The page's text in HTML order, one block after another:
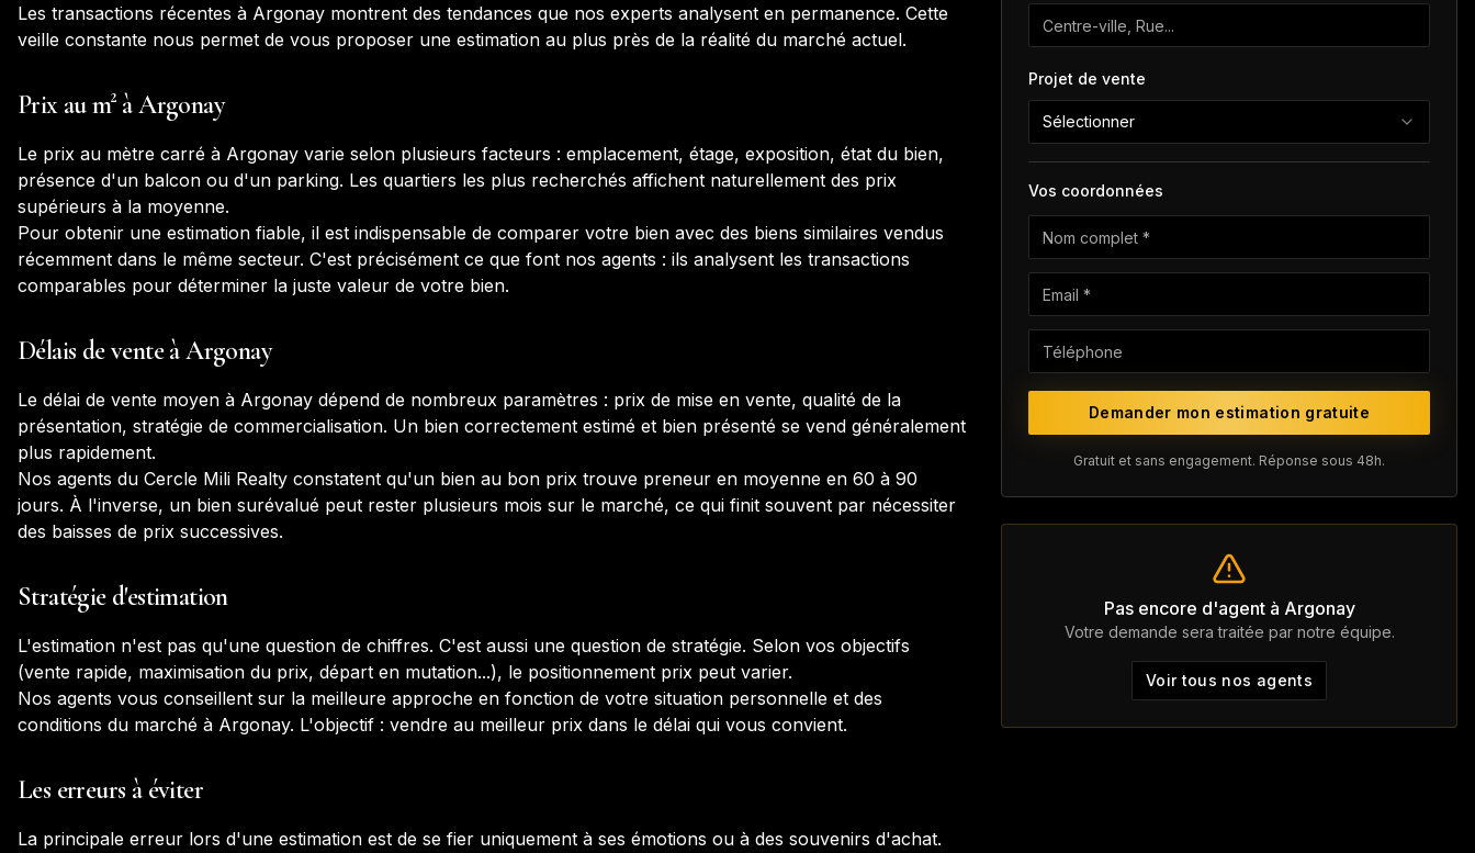
Les transactions récentes à Argonay montrent des tendances que nos experts analysent en permanence. Cette
veille constante nous permet de vous proposer une estimation au plus près de la réalité du marché actuel.
Prix au m² àArgonay
Le prix au mètre carré à Argonay varie selon plusieurs facteurs : emplacement, étage, exposition, état du bien,
présence d'un balcon ou d'un parking. Les quartiers les plus recherchés affichent naturellement des prix
supérieurs à la moyenne.
Pour obtenir une estimation fiable, il est indispensable de comparer votre bien avec des biens similaires vendus
récemment dans le même secteur. C'est précisément ce que font nos agents : ils analysent les transactions
comparables pour déterminer la juste valeur de votre bien.
Délais de vente àArgonay
Le délai de vente moyen à Argonay dépend de nombreux paramètres : prix de mise en vente, qualité de la
présentation, stratégie de commercialisation. Un bien correctement estimé et bien présenté se vend généralement
plus rapidement.
Nos agents du Cercle Mili Realty constatent qu'un bien au bon prix trouve preneur en moyenne en 60 à 90
jours. À l'inverse, un bien surévalué peut rester plusieurs mois sur le marché, ce qui finit souvent par nécessiter
des baisses de prix successives.
Stratégie d'estimation
L'estimation n'est pas qu'une question de chiffres. C'est aussi une question de stratégie. Selon vos objectifs
(vente rapide, maximisation du prix, départ en mutation...), le positionnement prix peut varier.
Nos agents vous conseillent sur la meilleure approche en fonction de votre situation personnelle et des
conditions du marché à Argonay. L'objectif : vendre au meilleur prix dans le délai qui vous convient.
Les erreurs à éviter
La principale erreur lors d'une estimation est de se fier uniquement à ses émotions ou à des souvenirs d'achat.
Projet de vente
Sélectionner
Vos coordonnées
Demander mon estimation gratuite
Gratuit et sans engagement. Réponse sous 48h.
Pas encore d'agent à Argonay
Votre demande sera traitée par notre équipe.
Voir tous nos agents